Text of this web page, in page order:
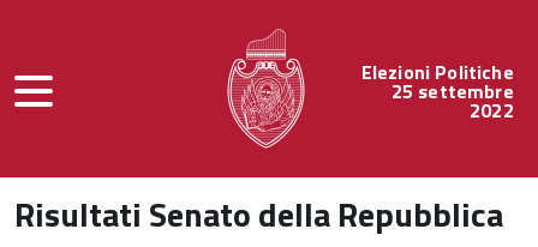
Elezioni Politiche
25 settembre
2022
Risultati Senato della Repubblica